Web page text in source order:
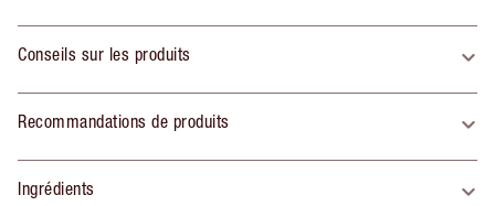
Conseils sur les produits
Recommandations de produits
Ingrédients